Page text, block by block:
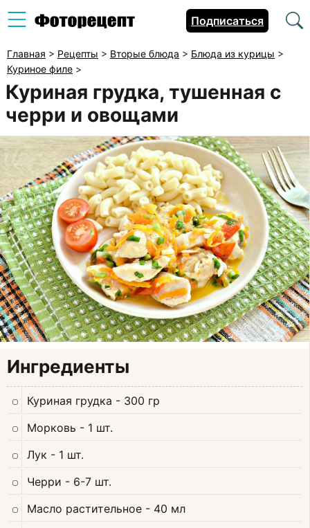
Подписаться
Главная > Рецепты > Вторые блюда > Блюда из курицы >
Куриное филе >
Куриная грудка, тушенная с
черри и овощами
Ингредиенты
Куриная грудка - 300 гр
Морковь - 1 шт.
Лук - 1 шт.
Черри - 6-7 шт.
Масло растительное - 40 мл